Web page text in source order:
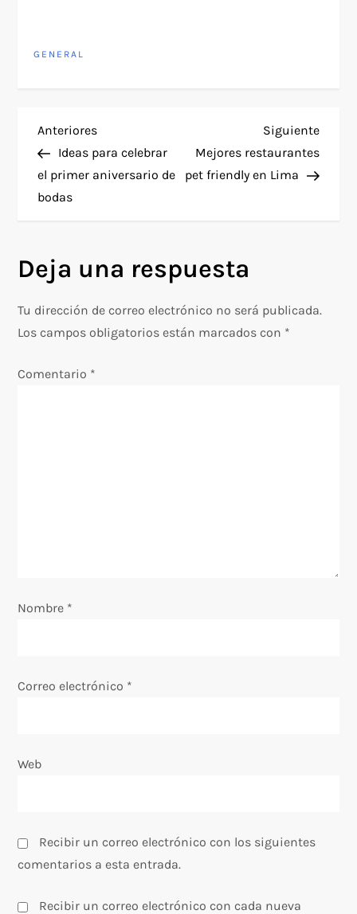
GENERAL
N
a
v
g
a
n
r
d
s
Entrada
anterior
Anteriores
Ideas para celebrar
el primer aniversario de
bodas
Siguiente
Mejores restaurantes
pet friendly en Lima
Deja una respuesta
Tu dirección de correo electrónico no será publicada.
Los campos obligatorios están marcados con *
Comentario *
Nombre *
Correo electrónico *
Web
Recibir un correo electrónico con los siguientes
comentarios a esta entrada.
Recibir un correo electrónico con cada nueva